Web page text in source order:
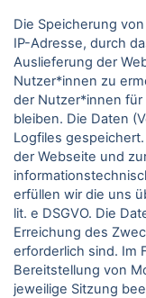
Die Speicherung
IP-Adresse, durch
Auslieferung der
Nutzer*innen zu
der Nutzer*innen
bleiben. Die Daten
Logfiles
der Webseite und
erfüllen wir die uns
lit. e DSGVO. Die
Erreichung des
erforderlich sind. Im
Bereitstellung von
jeweilige Sitzung